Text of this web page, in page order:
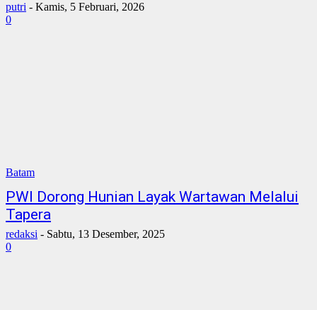
putri - Kamis, 5 Februari, 2026
0
Batam
PWI Dorong Hunian Layak Wartawan Melalui
Tapera
redaksi - Sabtu, 13 Desember, 2025
0